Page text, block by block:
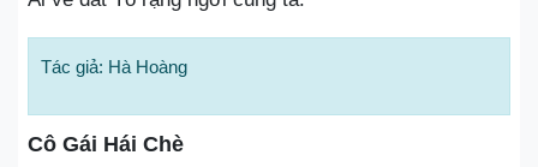
Tác giả: Hà Hoàng
Cô Gái Hái Chè